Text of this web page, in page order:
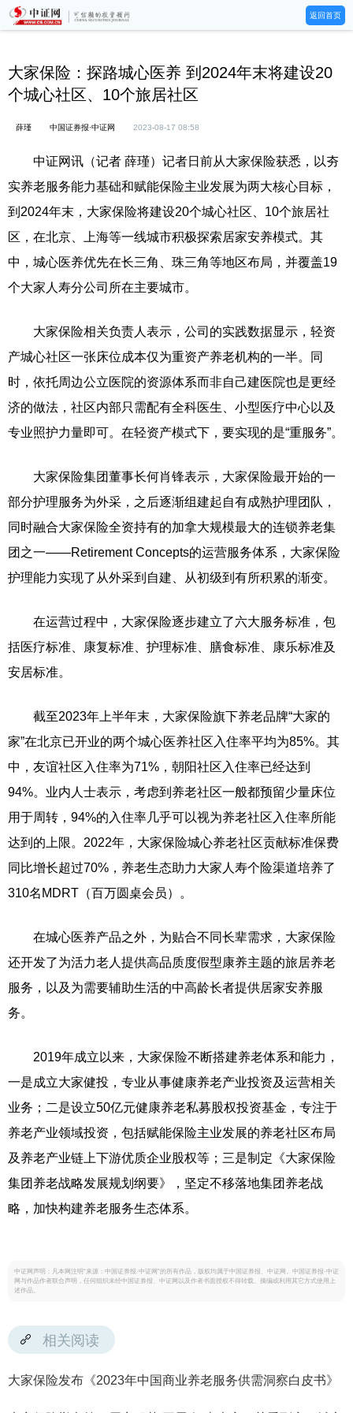
返回首页
大家保险：探路城心医养 到2024年末将建设20
个城心社区、10个旅居社区
薛瑾 中国证券报·中证网 2023-08-17 08:58
中证网讯（记者 薛瑾）记者日前从大家保险获悉，以夯
实养老服务能力基础和赋能保险主业发展为两大核心目标，
到2024年末，大家保险将建设20个城心社区、10个旅居社
区，在北京、上海等一线城市积极探索居家安养模式。其
中，城心医养优先在长三角、珠三角等地区布局，并覆盖19
个大家人寿分公司所在主要城市。
大家保险相关负责人表示，公司的实践数据显示，轻资
产城心社区一张床位成本仅为重资产养老机构的一半。同
时，依托周边公立医院的资源体系而非自己建医院也是更经
济的做法，社区内部只需配有全科医生、小型医疗中心以及
专业照护力量即可。在轻资产模式下，要实现的是“重服务”。
大家保险集团董事长何肖锋表示，大家保险最开始的一
部分护理服务为外采，之后逐渐组建起自有成熟护理团队，
同时融合大家保险全资持有的加拿大规模最大的连锁养老集
团之一——Retirement Concepts的运营服务体系，大家保险
护理能力实现了从外采到自建、从初级到有所积累的渐变。
在运营过程中，大家保险逐步建立了六大服务标准，包
括医疗标准、康复标准、护理标准、膳食标准、康乐标准及
安居标准。
截至2023年上半年末，大家保险旗下养老品牌“大家的
家”在北京已开业的两个城心医养社区入住率平均为85%。其
中，友谊社区入住率为71%，朝阳社区入住率已经达到
94%。业内人士表示，考虑到养老社区一般都预留少量床位
用于周转，94%的入住率几乎可以视为养老社区入住率所能
达到的上限。2022年，大家保险城心养老社区贡献标准保费
同比增长超过70%，养老生态助力大家人寿个险渠道培养了
310名MDRT（百万圆桌会员）。
在城心医养产品之外，为贴合不同长辈需求，大家保险
还开发了为活力老人提供高品质度假型康养主题的旅居养老
服务，以及为需要辅助生活的中高龄长者提供居家安养服
务。
2019年成立以来，大家保险不断搭建养老体系和能力，
一是成立大家健投，专业从事健康养老产业投资及运营相关
业务；二是设立50亿元健康养老私募股权投资基金，专注于
养老产业领域投资，包括赋能保险主业发展的养老社区布局
及养老产业链上下游优质企业股权等；三是制定《大家保险
集团养老战略发展规划纲要》，坚定不移落地集团养老战
略，加快构建养老服务生态体系。
中证网声明：凡本网注明“来源：中国证券报·中证网”的所有作品，版权均属于中国证券报、中证网。中国证券报·中证
网与作品作者联合声明，任何组织未经中国证券报、中证网以及作者书面授权不得转载、摘编或利用其它方式使用上
述作品。
相关阅读
大家保险发布《2023年中国商业养老服务供需洞察白皮书》